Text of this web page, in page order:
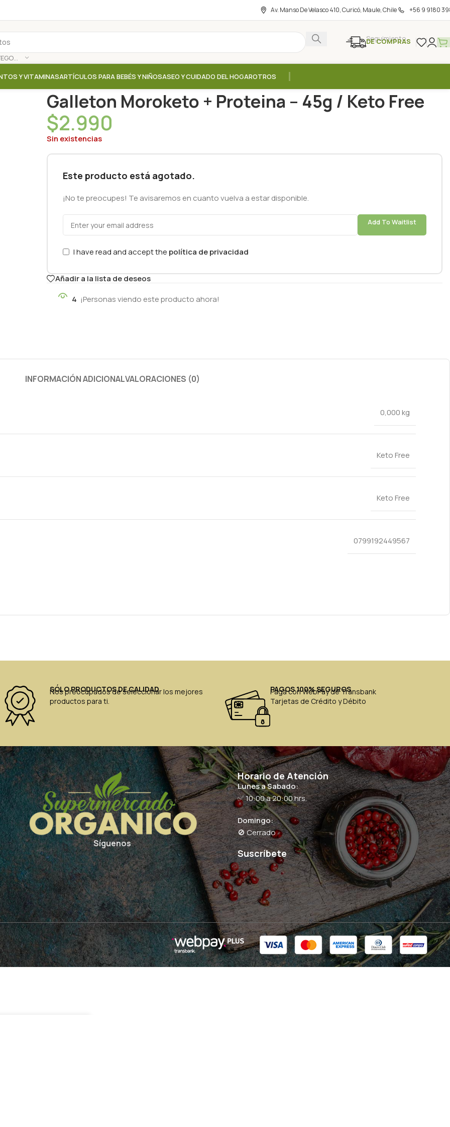
Av. Manso De Velasco 410, Curicó, Maule, Chile +56 9 9180
SELECCIONAR CATEGORÍA
Seguimiento
DE COMPRAS
Y VITAMINASARTÍCULOS PARA BEBÉS Y NIÑOSASEO Y CUIDADO DEL HOGAROTROS
Galleton Moroketo + Proteina – 45g / Keto Free
$2.990
Sin existencias
Este producto está agotado.
¡No te preocupes! Te avisaremos en cuanto vuelva a estar disponible.
Add To Waitlist
I have read and accept the política de privacidad
Añadir a la lista de deseos
4 ¡Personas viendo este producto ahora!
INFORMACIÓN ADICIONALVALORACIONES (0)
0,000 kg
Keto Free
Keto Free
0799192449567
SÓLO PRODUCTOS DE CALIDAD
Nos preocupados de seleccionar los mejores
productos para ti.
PAGOS 100% SEGUROS
Paga con WebPay de Transbank
Tarjetas de Crédito y Débito
Síguenos
Horario de Atención
Lunes a Sabado:
✅ 10:00 a 20:00 hrs.
Domingo:
🚫 Cerrado
Suscríbete